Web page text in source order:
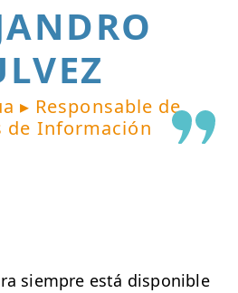
▸ Responsable de
de Información
siempre está disponible